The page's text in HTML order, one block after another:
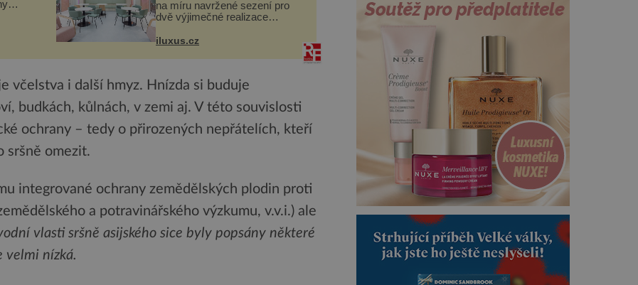
na míru navržené sezení pro
dvě výjimečné realizace
v anglickém Salfordu –
a Orange Tower. Komplex
iluxus.cz
včelstva i další hmyz. Hnízda si buduje
budkách, kůlnách, v zemi aj. V této souvislosti
ochrany – tedy o přirozených nepřátelích, kteří
sršně omezit.
integrované ochrany zemědělských plodin proti
a potravinářského výzkumu, v.v.i.) ale
vlasti sršně asijského sice byly popsány některé
velmi nízká.